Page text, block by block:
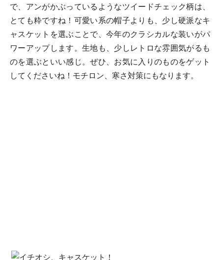
で、アンがかぶっているようなツイードチェック柄は、
とても粋ですね！可愛い系の帽子よりも、少し硬派なキ
ャスケットを選ぶことで、今年のクラシカルな装いがパ
ワーアップします。生地も、少しレトロな雰囲気がるも
のを選ぶといい感じ。ぜひ、お気に入りのものをゲット
してくださいね！モチロン、寒さ対策にもなります。